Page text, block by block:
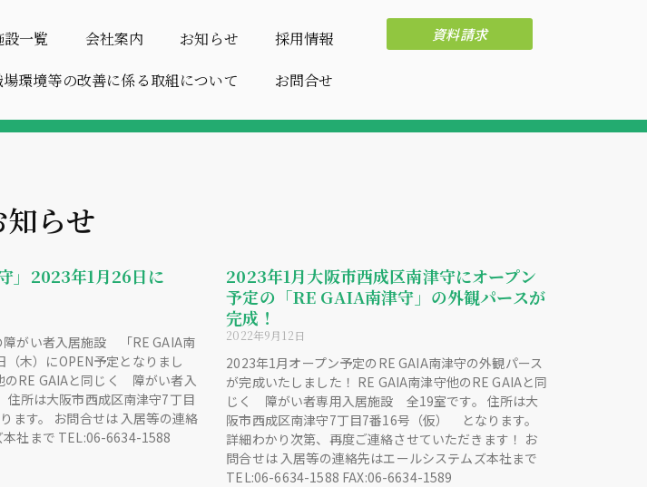
設一覧 会社案内 お知らせ
採用情報
場環境等の改善に係る取組について
お問合せ
資料請求
知らせ
」2023年1月26日に
障がい者入居施設 「RE GAIA南
木）にOPEN予定となりまし
のRE GAIAと同じく 障がい者入
所は大阪市西成区南津守7丁目
ます。 お問合せは 入居等の連絡
社まで TEL:06-6634-1588
2023年1月大阪市西成区南津守にオープン
予定の「RE GAIA南津守」の外観パースが
完成！
2022年9月12日
2023年1月オープン予定のRE GAIA南津守の外観パース
が完成いたしました！ RE GAIA南津守他のRE GAIAと同
じく 障がい者専用入居施設 全19室です。 住所は大
阪市西成区南津守7丁目7番16号（仮） となります。
詳細わかり次第、再度ご連絡させていただきます！ お
問合せは 入居等の連絡先はエールシステムズ本社まで
TEL:06-6634-1588 FAX:06-6634-1589